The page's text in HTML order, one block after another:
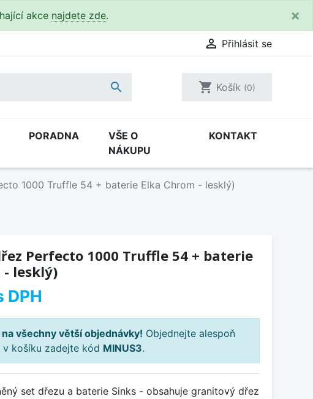
akce najdete zde. ×
 Přihlásit se
 shopping_cart Košík (0)
PORADNA
VŠE O
NÁKUPU
KONTAKT
1000 Truffle 54 + baterie Elka Chrom - lesklý)
Perfecto 1000 Truffle 54 + baterie
- lesklý)
DPH
na všechny větší objednávky! Objednejte alespoň
v košíku zadejte kód MINUS3.
set dřezu a baterie Sinks - obsahuje granitový dřez